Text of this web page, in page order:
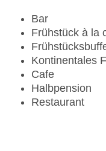
Bar
Frühstück à la
Kontinentales
Cafe
Halbpension
Restaurant